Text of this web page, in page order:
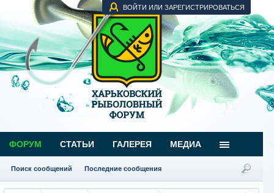
ВОЙТИ ИЛИ ЗАРЕГИСТРИРОВАТЬСЯ
ФОРУМ
Поиск сообщений Последние сообщения
СТАТЬИ ГАЛЕРЕЯ МЕДИА